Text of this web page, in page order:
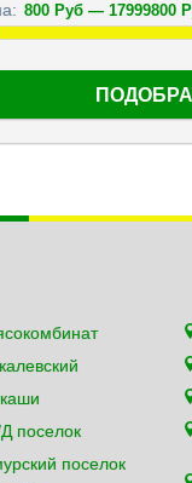
поселок
поселок